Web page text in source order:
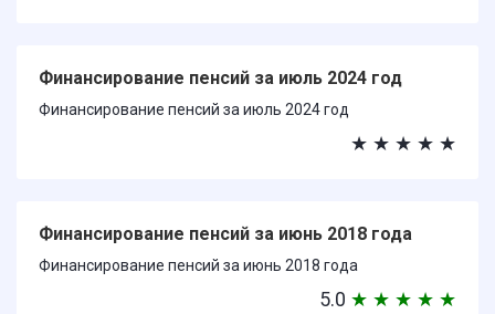
Финансирование пенсий за июль 2024 год
Финансирование пенсий за июль 2024 год
★ ★ ★ ★ ★
Финансирование пенсий за июнь 2018 года
Финансирование пенсий за июнь 2018 года
5.0 ★ ★ ★ ★ ★